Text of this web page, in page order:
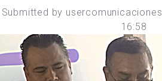
Submitted by usercomunicaciones
16:58